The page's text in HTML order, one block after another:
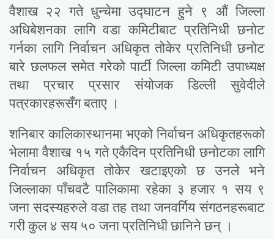
वैशाख २२ गते धुन्चेमा उद्घाटन हुने ९ औं जिल्ला
अधिबेशनका लागि वडा कमिटीबाट प्रतिनिधी छनोट
गर्नका लागि निर्वाचन अधिकृत तोकेर प्रतिनिधी छनोट
बारे छलफल समेत गरेको पार्टी जिल्ला कमिटी उपाध्यक्ष
तथा प्रचार प्रसार संयोजक डिल्ली सुवेदीले
पत्रकारहरूसँग बताए ।
शनिबार कालिकास्थानमा भएको निर्वाचन अधिकृतहरूको
भेलामा वैशाख १५ गते एकैदिन प्रतिनिधी छनोटका लागि
निर्वाचन अधिकृत तोकेर खटाइएको छ उनले भने
जिल्लाका पाँचवटै पालिकामा रहेका ३ हजार १ सय ९
जना सदस्यहरुले वडा तह तथा जनवर्गिय संगठनहरूबाट
गरी कुल ४ सय ५० जना प्रतिनिधी छानिने छन् ।